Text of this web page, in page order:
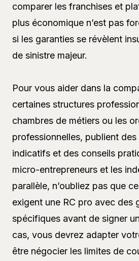
comparer les franchises et
plus économique n’est pas
si les garanties se révèlent
de sinistre majeur.
Pour vous aider dans la
certaines structures
chambres de métiers ou les
professionnelles, publient
indicatifs et des conseils
micro-entrepreneurs et les
parallèle, n’oubliez pas que
exigent une RC pro avec des
spécifiques avant de signer
cas, vous devrez adapter
être négocier les limites de